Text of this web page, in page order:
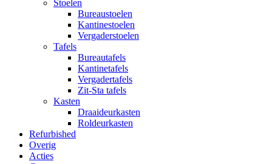
Stoelen
Bureaustoelen
Kantinestoelen
Vergaderstoelen
Tafels
Bureautafels
Kantinetafels
Vergadertafels
Zit-Sta tafels
Kasten
Draaideurkasten
Roldeurkasten
Refurbished
Overig
Acties